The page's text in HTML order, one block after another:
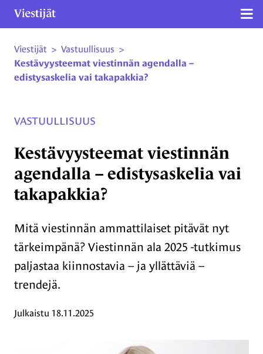
Siirry sivun sisältöön
Viestijät > Vastuullisuus >
Kestävyysteemat viestinnän agendalla –
edistysaskelia vai takapakkia?
Kestävyysteemat viestinnän
agendalla – edistysaskelia vai
takapakkia?
VASTUULLISUUS
Mitä viestinnän ammattilaiset pitävät nyt
tärkeimpänä? Viestinnän ala 2025 -tutkimus
paljastaa kiinnostavia – ja yllättäviä –
trendejä.
Julkaistu 18.11.2025